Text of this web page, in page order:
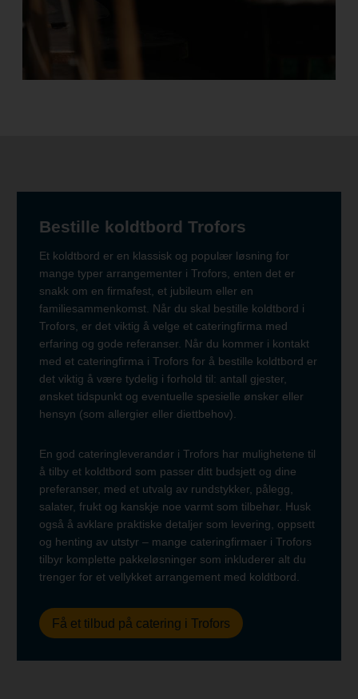
Bestille koldtbord Trofors
Et koldtbord er en klassisk og populær løsning for
mange typer arrangementer i Trofors, enten det er
snakk om en firmafest, et jubileum eller en
familiesammenkomst. Når du skal bestille koldtbord i
Trofors, er det viktig å velge et cateringfirma med
erfaring og gode referanser. Når du kommer i kontakt
med et cateringfirma i Trofors for å bestille koldtbord er
det viktig å være tydelig i forhold til: antall gjester,
ønsket tidspunkt og eventuelle spesielle ønsker eller
hensyn (som allergier eller diettbehov).
En god cateringleverandør i Trofors har mulighetene til
å tilby et koldtbord som passer ditt budsjett og dine
preferanser, med et utvalg av rundstykker, pålegg,
salater, frukt og kanskje noe varmt som tilbehør. Husk
også å avklare praktiske detaljer som levering, oppsett
og henting av utstyr – mange cateringfirmaer i Trofors
tilbyr komplette pakkeløsninger som inkluderer alt du
trenger for et vellykket arrangement med koldtbord.
Få et tilbud på catering i Trofors